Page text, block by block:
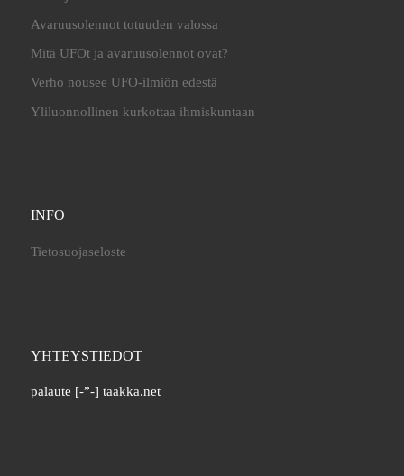
Avaruusolennot totuuden valossa
Mitä UFOt ja avaruusolennot ovat?
Verho nousee UFO-ilmiön edestä
Yliluonnollinen kurkottaa ihmiskuntaan
INFO
Tietosuojaseloste
YHTEYSTIEDOT
palaute [-”-] taakka.net